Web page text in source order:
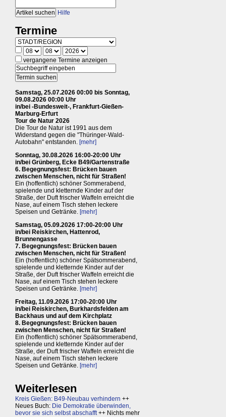
Hilfe
Termine
vergangene Termine anzeigen
Samstag, 25.07.2026 00:00 bis Sonntag,
09.08.2026 00:00 Uhr
in/bei -Bundesweit-, Frankfurt-Gießen-
Marburg-Erfurt
Tour de Natur 2026
Die Tour de Natur ist 1991 aus dem
Widerstand gegen die "Thüringer-Wald-
Autobahn" entstanden. [mehr]
Sonntag, 30.08.2026 16:00-20:00 Uhr
in/bei Grünberg, Ecke B49/Gartenstraße
6. Begegnungsfest: Brücken bauen
zwischen Menschen, nicht für Straßen!
Ein (hoffentlich) schöner Sommerabend,
spielende und kletternde Kinder auf der
Straße, der Duft frischer Waffeln erreicht die
Nase, auf einem Tisch stehen leckere
Speisen und Getränke. [mehr]
Samstag, 05.09.2026 17:00-20:00 Uhr
in/bei Reiskirchen, Hattenrod,
Brunnengasse
7. Begegnungsfest: Brücken bauen
zwischen Menschen, nicht für Straßen!
Ein (hoffentlich) schöner Spätsommerabend,
spielende und kletternde Kinder auf der
Straße, der Duft frischer Waffeln erreicht die
Nase, auf einem Tisch stehen leckere
Speisen und Getränke. [mehr]
Freitag, 11.09.2026 17:00-20:00 Uhr
in/bei Reiskirchen, Burkhardsfelden am
Backhaus und auf dem Kirchplatz
8. Begegnungsfest: Brücken bauen
zwischen Menschen, nicht für Straßen!
Ein (hoffentlich) schöner Spätsommerabend,
spielende und kletternde Kinder auf der
Straße, der Duft frischer Waffeln erreicht die
Nase, auf einem Tisch stehen leckere
Speisen und Getränke. [mehr]
Weiterlesen
Kreis Gießen: B49-Neubau verhindern ++
Neues Buch: Die Demokratie überwinden,
bevor sie sich selbst abschafft++ Nichts mehr